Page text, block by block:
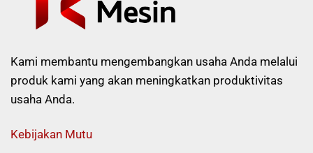
Kami membantu mengembangkan usaha Anda melalui
produk kami yang akan meningkatkan produktivitas
usaha Anda.
Kebijakan Mutu